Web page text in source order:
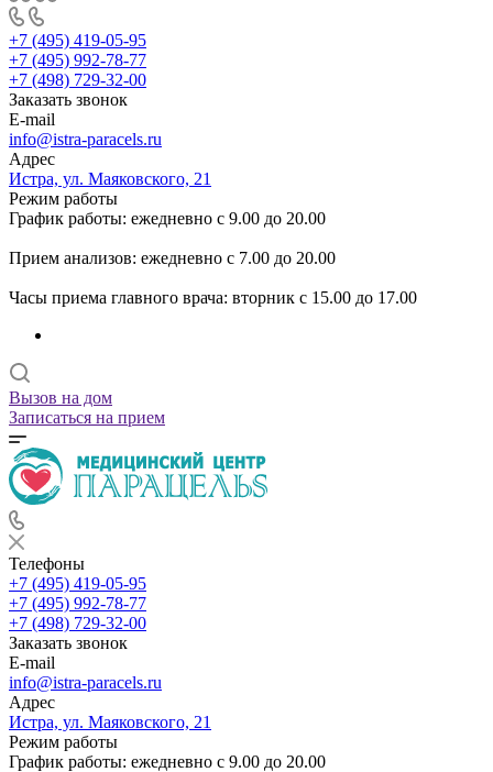
+7 (495) 419-05-95
+7 (495) 992-78-77
+7 (498) 729-32-00
Заказать звонок
E-mail
info@istra-paracels.ru
Адрес
Истра, ул. Маяковского, 21
Режим работы
График работы: ежедневно с 9.00 до 20.00
Прием анализов: ежедневно с 7.00 до 20.00
Часы приема главного врача: вторник с 15.00 до 17.00
Вызов на дом
Записаться на прием
Телефоны
+7 (495) 419-05-95
+7 (495) 992-78-77
+7 (498) 729-32-00
Заказать звонок
E-mail
info@istra-paracels.ru
Адрес
Истра, ул. Маяковского, 21
Режим работы
График работы: ежедневно с 9.00 до 20.00